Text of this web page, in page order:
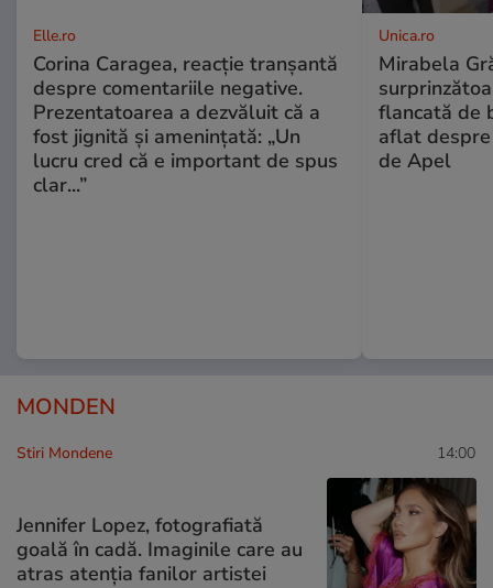
Elle.ro
Corina Caragea, reacție tranșantă
despre comentariile negative.
Prezentatoarea a dezvăluit că a
fost jignită și amenințată: „Un
lucru cred că e important de spus
clar...”
Unica.ro
Mirabela
flancată de
aflat
de Apel
MONDEN
Stiri Mondene 14:00
Jennifer Lopez, fotografiată
goală în cadă. Imaginile care au
atras atenția fanilor artistei